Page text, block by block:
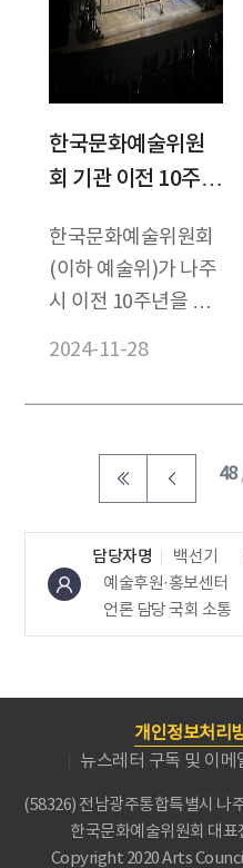
한국문화예술위원
회 기관 이전 10주년
ARKO PICK, 11월
연극 <그때도 오늘
>, 클래식 <브람스
& 슈만>, <갈라콘서
한국문화예술위원회
(이하 예술위)가 나주
시 이전 10주년을 맞
월 공연 연극 <그때...
2024-11-28
48
담당자명 백선기
예술후원·홍보센터
언론 담당국회 소통
개인정보처리
뉴스레터 구독 및 이
(58326) 전남광주통합특별시 나
한국문화예술위원회 대표
Copyright 2020 Arts